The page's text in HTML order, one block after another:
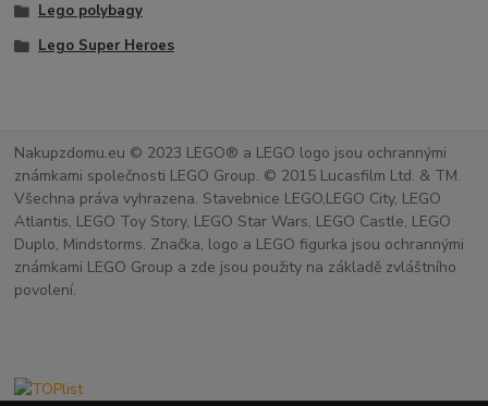
Lego polybagy
Lego Super Heroes
Nakupzdomu.eu © 2023 LEGO® a LEGO logo jsou ochrannými
známkami společnosti LEGO Group. © 2015 Lucasfilm Ltd. & TM.
Všechna práva vyhrazena. Stavebnice LEGO,LEGO City, LEGO
Atlantis, LEGO Toy Story, LEGO Star Wars, LEGO Castle, LEGO
Duplo, Mindstorms. Značka, logo a LEGO figurka jsou ochrannými
známkami LEGO Group a zde jsou použity na základě zvláštního
povolení.